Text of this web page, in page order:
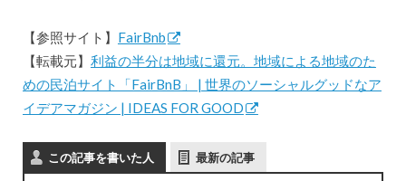
【参照サイト】 FairBnb
【転載元】 利益の半分は地域に還元。地域による地域のた
めの民泊サイト「FairBnB」 | 世界のソーシャルグッドなア
イデアマガジン | IDEAS FOR GOOD
この記事を書いた人 最新の記事